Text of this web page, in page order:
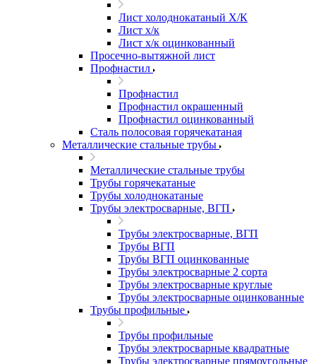
Лист холоднокатаный Х/К
Лист х/к
Лист х/к оцинкованный
Просечно-вытяжной лист
Профнастил
Профнастил
Профнастил окрашенный
Профнастил оцинкованный
Сталь полосовая горячекатаная
Металлические стальные трубы
Металлические стальные трубы
Трубы горячекатаные
Трубы холоднокатаные
Трубы электросварные, ВГП
Трубы электросварные, ВГП
Трубы ВГП
Трубы ВГП оцинкованные
Трубы электросварные 2 сорта
Трубы электросварные круглые
Трубы электросварные оцинкованные
Трубы профильные
Трубы профильные
Трубы электросварные квадратные
Трубы электросварные прямоугольные